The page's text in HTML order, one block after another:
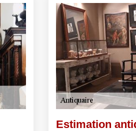
Estimation